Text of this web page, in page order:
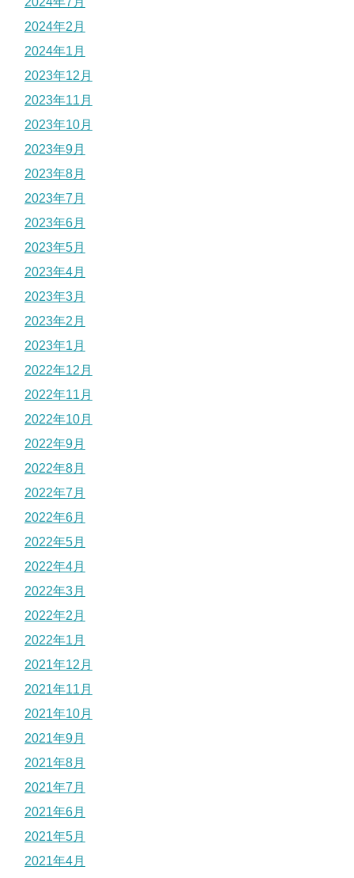
2024年2月
2024年1月
2023年12月
2023年11月
2023年10月
2023年9月
2023年8月
2023年7月
2023年6月
2023年5月
2023年4月
2023年3月
2023年2月
2023年1月
2022年12月
2022年11月
2022年10月
2022年9月
2022年8月
2022年7月
2022年6月
2022年5月
2022年4月
2022年3月
2022年2月
2022年1月
2021年12月
2021年11月
2021年10月
2021年9月
2021年8月
2021年7月
2021年6月
2021年5月
2021年4月